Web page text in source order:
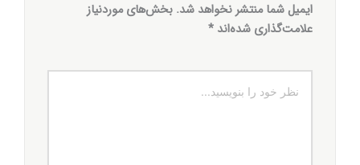
ایمیل شما منتشر نخواهد شد. بخش‌های موردنیاز
علامت‌گذاری شده‌اند *
نظر
خود